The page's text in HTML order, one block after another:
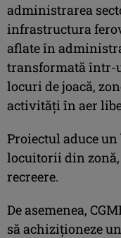
administrarea
infrastructura
aflate în
transformată într-
locuri de joacă,
activităţi în aer
Proiectul aduce
locuitorii din zonă,
recreere.
De asemenea,
să achiziţioneze